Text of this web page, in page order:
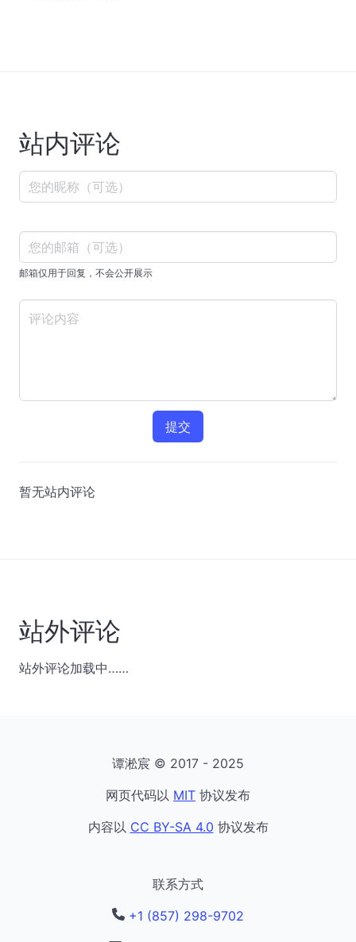
站内评论
邮箱仅用于回复，不会公开展示
提交
暂无站内评论
站外评论
站外评论加载中……
谭淞宸 © 2017 - 2025
网页代码以 MIT 协议发布
内容以 CC BY-SA 4.0 协议发布
联系方式
+1 (857) 298-9702